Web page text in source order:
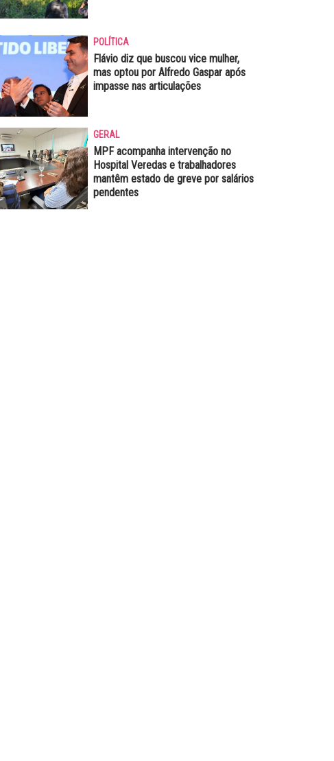
POLÍTICA
Flávio diz que buscou vice mulher,
mas optou por Alfredo Gaspar após
impasse nas articulações
GERAL
MPF acompanha intervenção no
Hospital Veredas e trabalhadores
mantêm estado de greve por salários
pendentes